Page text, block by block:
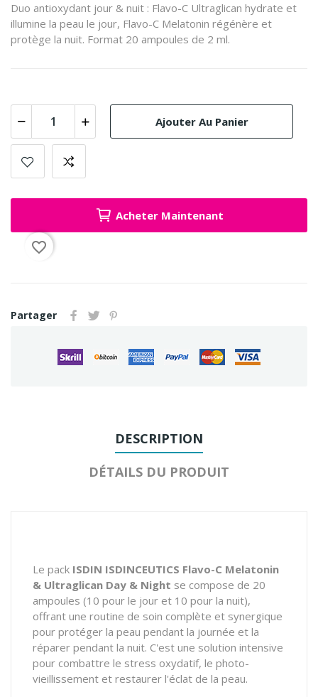
Duo antioxydant jour & nuit : Flavo-C Ultraglican hydrate et
illumine la peau le jour, Flavo-C Melatonin régénère et
protège la nuit. Format 20 ampoules de 2 ml.
Ajouter Au Panier
Acheter Maintenant
favorite_border
Partager
DESCRIPTION
DÉTAILS DU PRODUIT
Le pack ISDIN ISDINCEUTICS Flavo-C Melatonin
& Ultraglican Day & Night se compose de 20
ampoules (10 pour le jour et 10 pour la nuit),
offrant une routine de soin complète et synergique
pour protéger la peau pendant la journée et la
réparer pendant la nuit. C'est une solution intensive
pour combattre le stress oxydatif, le photo-
vieillissement et restaurer l'éclat de la peau.